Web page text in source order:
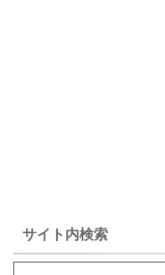
サイト内検索